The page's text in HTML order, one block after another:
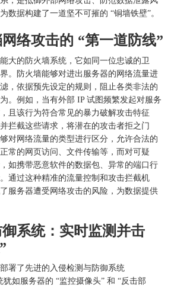
数据构建了一道坚不可摧的 “铜墙铁壁”。
络攻击的 “第一道防线”
大的防火墙系统，它如同一位忠诚的卫
。防火墙能够对进出服务器的网络流量进
，依据预先设定的规则，阻止各类非法的
。例如，当有外部 IP 试图频繁发起对服务
且该行为符合常见的暴力破解攻击特征
拦截这些请求，将潜在的攻击者拒之门
对网络流量的类型进行区分，允许合法的
常的网页访问、文件传输等，而对可疑
如携带恶意软件的数据包、异常的端口行
通过这种精准的流量控制和攻击拦截机
服务器遭受网络攻击的风险，为数据提供
系统：实时监测并击
署了先进的入侵检测与防御系统
如服务器的 “监控摄像头” 和 “反击部